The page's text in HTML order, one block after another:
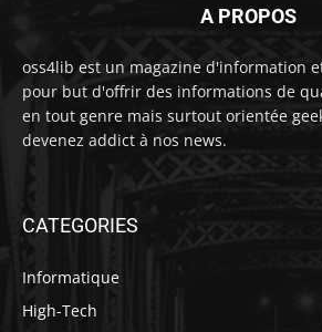
A PROPOS
oss4lib est un magazine d'information
pour but d'offrir des informations de
en tout genre mais surtout orientée
devenez addict à nos news.
CATEGORIES
Informatique
High-Tech